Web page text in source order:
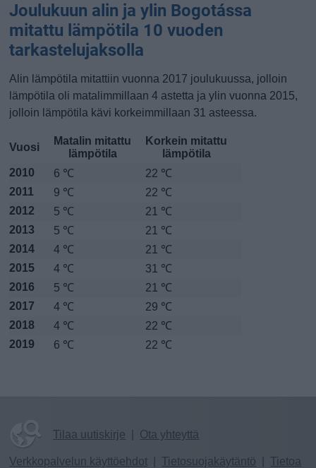
Joulukuun alin ja ylin Bogotássa
mitattu lämpötila 10 vuoden
tarkastelujaksolla
Alin lämpötila mitattiin vuonna 2017 joulukuussa, jolloin
lämpötila oli matalimmillaan 4 astetta ja ylin vuonna 2015,
jolloin lämpötila kävi korkeimmillaan 31 asteessa.
Vuosi
Matalin mitattu
lämpötila
Korkein mitattu
lämpötila
2010
6 ℃
22 ℃
2011
9 ℃
22 ℃
2012
5 ℃
21 ℃
2013
5 ℃
21 ℃
2014
4 ℃
21 ℃
2015
4 ℃
31 ℃
2016
5 ℃
21 ℃
2017
4 ℃
29 ℃
2018
4 ℃
22 ℃
2019
6 ℃ 22 ℃
Tilaa uutiskirje Ota yhteyttä
Verkkopalvelun käyttöehdot Tietosuojakäytäntö Tietoa